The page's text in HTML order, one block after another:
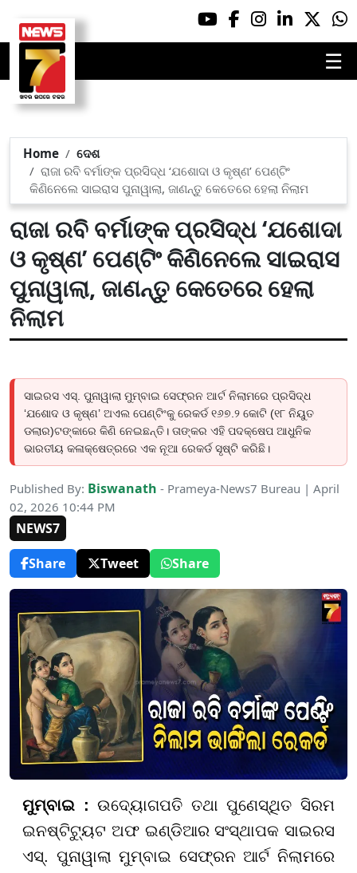
☰
Home
ଦେଶ
ରାଜା ରବି ବର୍ମାଙ୍କ ପ୍ରସିଦ୍ଧ ‘ଯଶୋଦା ଓ କୃଷ୍ଣ’ ପେଣ୍ଟିଂ
କିଣିନେଲେ ସାଇରାସ ପୁନାୱାଲା, ଜାଣନ୍ତୁ କେତେରେ ହେଲା ନିଲାମ
ରାଜା ରବି ବର୍ମାଙ୍କ ପ୍ରସିଦ୍ଧ ‘ଯଶୋଦା
ଓ କୃଷ୍ଣ’ ପେଣ୍ଟିଂ କିଣିନେଲେ ସାଇରାସ
ପୁନାୱାଲା, ଜାଣନ୍ତୁ କେତେରେ ହେଲା
ନିଲାମ
ସାଇରସ ଏସ୍. ପୁନାୱାଲା ମୁମ୍ବାଇ ସେଫ୍ରନ ଆର୍ଟ ନିଲାମରେ ପ୍ରସିଦ୍ଧ
‘ଯଶୋଦ ଓ କୃଷ୍ଣ’ ଅଏଲ ପେଣ୍ଟିଂକୁ ରେକର୍ଡ ୧୬୭.୨ କୋଟି (୧୮ ନିୟୁତ
ଡଲାର)ଟଙ୍କାରେ କିଣି ନେଇଛନ୍ତି। ତାଙ୍କର ଏହି ପଦକ୍ଷେପ ଆଧୁନିକ
ଭାରତୀୟ କଳାକ୍ଷେତ୍ରରେ ଏକ ନୂଆ ରେକର୍ଡ ସୃଷ୍ଟି କରିଛି।
Published By: Biswanath - Prameya-News7 Bureau | April
02, 2026 10:44 PM
NEWS7
Share
Tweet Share
ମୁମ୍ବାଇ : ଉଦ୍ୟୋଗପତି ତଥା ପୁଣେସ୍ଥିତ ସିରମ
ଇନଷ୍ଟିଟ୍ୟୁଟ ଅଫ ଇଣ୍ଡିଆର ସଂସ୍ଥାପକ ସାଇରସ
ଏସ୍. ପୁନାୱାଲା ମୁମ୍ବାଇ ସେଫ୍ରନ ଆର୍ଟ ନିଲାମରେ